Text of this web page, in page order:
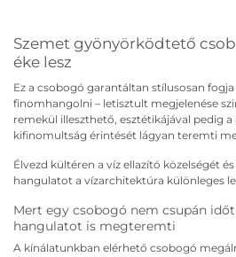
Szemet gyönyörködtető
éke lesz
Ez a csobogó garantáltan stílusosan
finomhangolni – letisztult megjelenése
remekül illeszthető, esztétikájával pedig
kifinomultság érintését lágyan teremti
Élvezd kültéren a víz ellazító közelségét
hangulatot a vízarchitektúra különleges
Mert egy csobogó nem csupán
hangulatot is megteremti
A kínálatunkban elérhető csobogó